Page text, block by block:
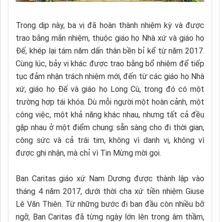
Trong dịp này, ba vị đã hoàn thành nhiệm kỳ và được
trao bằng mãn nhiệm, thuộc giáo họ Nhà xứ và giáo họ
Đế, khép lại tám năm dấn thân bền bỉ kể từ năm 2017.
Cùng lúc, bảy vị khác được trao bằng bổ nhiệm để tiếp
tục đảm nhận trách nhiệm mới, đến từ các giáo họ Nhà
xứ, giáo họ Đế và giáo họ Long Cù, trong đó có một
trường hợp tái khóa. Dù mỗi người một hoàn cảnh, một
công việc, một khả năng khác nhau, nhưng tất cả đều
gặp nhau ở một điểm chung: sẵn sàng cho đi thời gian,
công sức và cả trái tim, không vì danh vị, không vì
được ghi nhận, mà chỉ vì Tin Mừng mời gọi.
Ban Caritas giáo xứ Nam Dương được thành lập vào
tháng 4 năm 2017, dưới thời cha xứ tiền nhiệm Giuse
Lê Văn Thiên. Từ những bước đi ban đầu còn nhiều bỡ
ngỡ, Ban Caritas đã từng ngày lớn lên trong âm thầm,